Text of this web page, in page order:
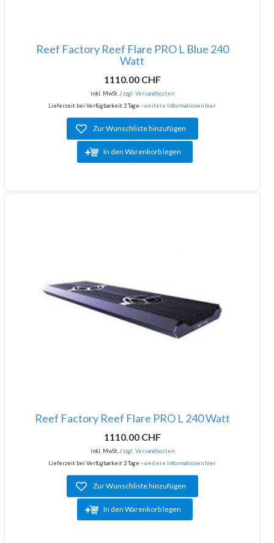
Reef Factory Reef Flare PRO L Blue 240
Watt
1110.00 CHF
inkl. MwSt. /zzgl. Versandkosten
Lieferzeit bei Verfügbarkeit 2 Tage -weitere Informationen hier
Zur Wunschliste hinzufügen
In den Warenkorb legen
Reef Factory Reef Flare PRO L 240 Watt
1110.00 CHF
inkl. MwSt. /zzgl. Versandkosten
Lieferzeit bei Verfügbarkeit 2 Tage -weitere Informationen hier
Zur Wunschliste hinzufügen
In den Warenkorb legen